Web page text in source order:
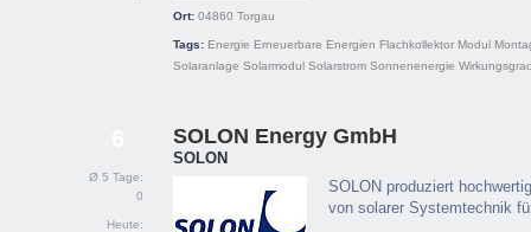
Ort: 04860 Torgau
Tags: Energie Erneuerbare Energien Flachkollektor Modul
Solaranlage Solarmodul Solarstrom Sonnenenergie
Ø 5 Tage:
0
Heute:
SOLON Energy GmbH
SOLON
SOLON produziert
von solarer Systemtechnik